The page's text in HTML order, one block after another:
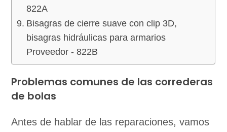
822A
Bisagras de cierre suave con clip 3D,
bisagras hidráulicas para armarios
Proveedor - 822B
Problemas comunes de las correderas
de bolas
Antes de hablar de las reparaciones, vamos